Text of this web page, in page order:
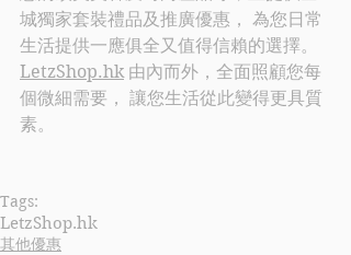
城獨家套裝禮品及推廣優惠， 為您日常
生活提供一應俱全又值得信賴的選擇。
LetzShop.hk 由內而外，全面照顧您每
個微細需要， 讓您生活從此變得更具質
素。
Tags:
LetzShop.hk
其他優惠